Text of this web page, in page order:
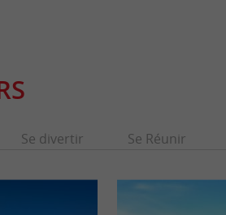
Se divertir Se Réunir